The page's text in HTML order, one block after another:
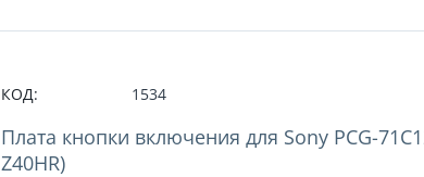
КОД: 1534
Плата кнопки включения для Sony PCG-
Z40HR)